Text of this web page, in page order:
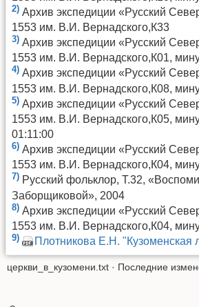
2) Архив экспедиции «Русский
1553 им. В.И. Вернадского,К33
3) Архив экспедиции «Русский
1553 им. В.И. Вернадского,К01,
4) Архив экспедиции «Русский
1553 им. В.И. Вернадского,К08,
5) Архив экспедиции «Русский
1553 им. В.И. Вернадского,К05,
01:11:00
6) Архив экспедиции «Русский
1553 им. В.И. Вернадского,К04,
7) Русский фольклор, Т.32,
Заборщиковой», 2004
8) Архив экспедиции «Русский
1553 им. В.И. Вернадского,К04,
9) Плотникова Е.Н. "Кузоменская
церкви_в_кузомени.txt · Последние